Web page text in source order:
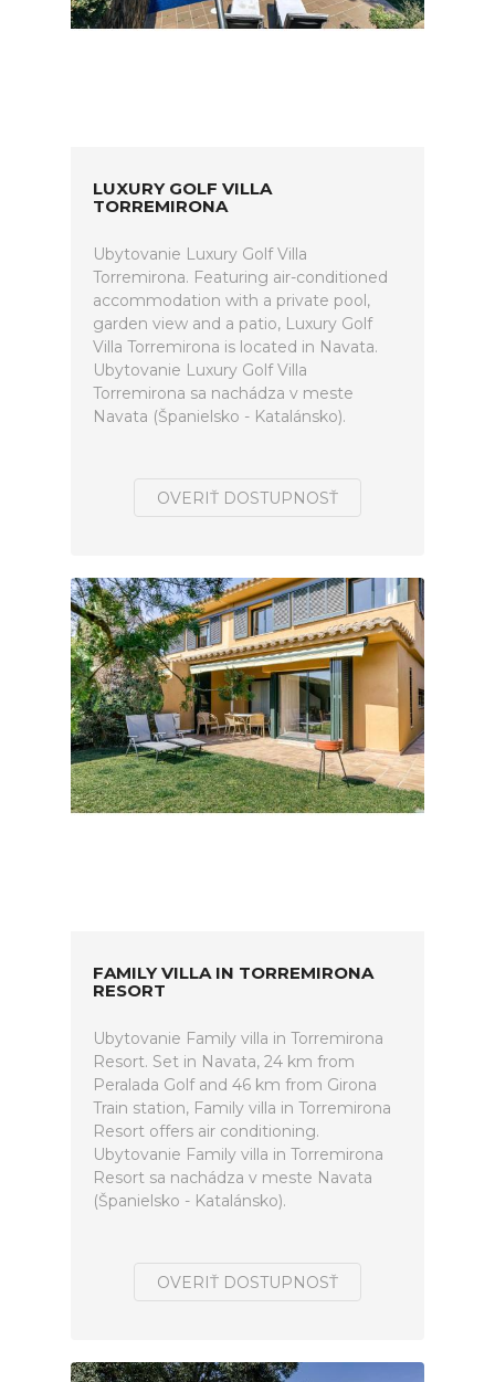
LUXURY GOLF VILLA
TORREMIRONA
Ubytovanie Luxury Golf Villa
Torremirona. Featuring air-conditioned
accommodation with a private pool,
garden view and a patio, Luxury Golf
Villa Torremirona is located in Navata.
Ubytovanie Luxury Golf Villa
Torremirona sa nachádza v meste
Navata (Španielsko - Katalánsko).
OVERIŤ DOSTUPNOSŤ
FAMILY VILLA IN TORREMIRONA
RESORT
Ubytovanie Family villa in Torremirona
Resort. Set in Navata, 24 km from
Peralada Golf and 46 km from Girona
Train station, Family villa in Torremirona
Resort offers air conditioning.
Ubytovanie Family villa in Torremirona
Resort sa nachádza v meste Navata
(Španielsko - Katalánsko).
OVERIŤ DOSTUPNOSŤ